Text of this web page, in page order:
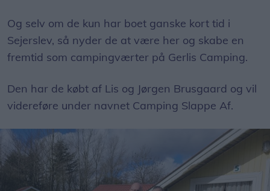
Og selv om de kun har boet ganske kort tid i
Sejerslev, så nyder de at være her og skabe en
fremtid som campingværter på Gerlis Camping.
Den har de købt af Lis og Jørgen Brusgaard og vil
videreføre under navnet Camping Slappe Af.